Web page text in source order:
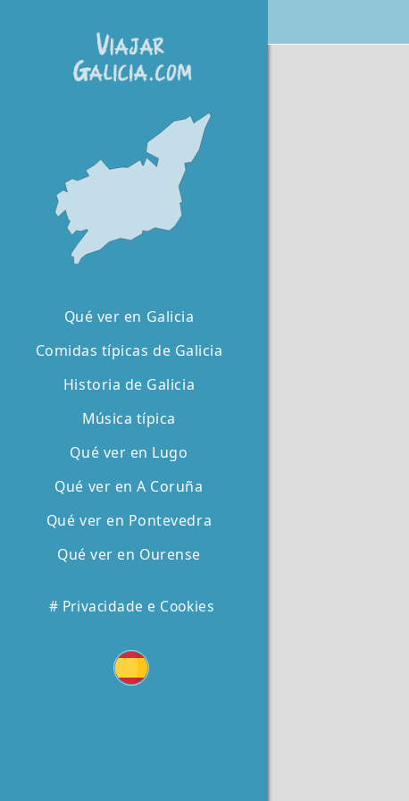
Qué ver en Galicia
Comidas típicas de Galicia
Historia de Galicia
Música típica
Qué ver en Lugo
Qué ver en A Coruña
Qué ver en Pontevedra
Qué ver en Ourense
# Privacidade e Cookies